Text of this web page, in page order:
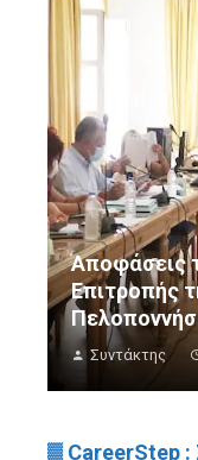
Αποφάσεις
Επιτροπής
Συντάκτης
▓ CareerStep :